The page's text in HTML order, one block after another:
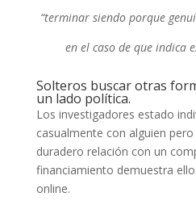
“terminar siendo porque
en el caso de que indica
Solteros buscar otras
un lado política.
Los investigadores estado
casualmente con alguien
duradero relación con un
financiamiento demuestra
online.